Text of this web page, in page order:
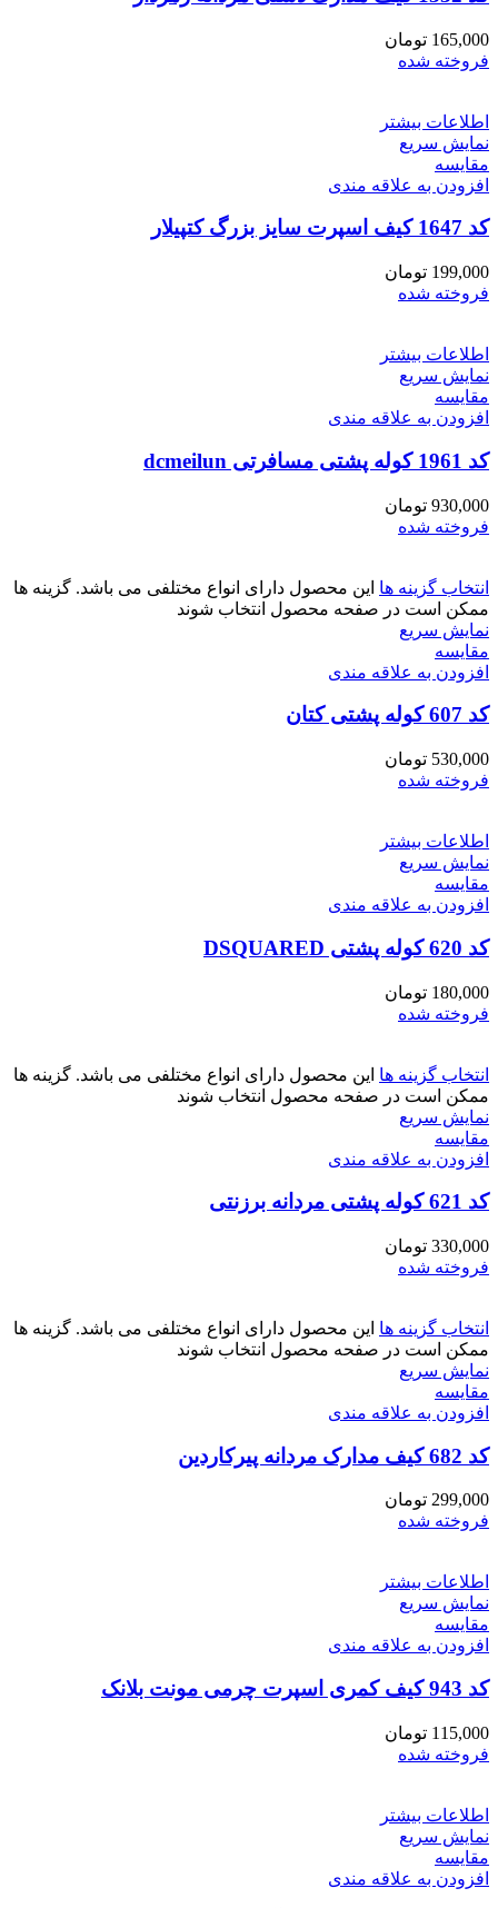
165,000 تومان
فروخته شده
اطلاعات بیشتر
نمایش سریع
مقايسه
افزودن به علاقه مندی
کد 1647 کیف اسپرت سایز بزرگ کتپیلار
199,000 تومان
فروخته شده
اطلاعات بیشتر
نمایش سریع
مقايسه
افزودن به علاقه مندی
کد 1961 کوله پشتی مسافرتی dcmeilun
930,000 تومان
فروخته شده
انتخاب گزینه ها این محصول دارای انواع مختلفی می باشد. گزینه ها
ممکن است در صفحه محصول انتخاب شوند
نمایش سریع
مقايسه
افزودن به علاقه مندی
کد 607 کوله پشتی کتان
530,000 تومان
فروخته شده
اطلاعات بیشتر
نمایش سریع
مقايسه
افزودن به علاقه مندی
کد 620 کوله پشتی DSQUARED
180,000 تومان
فروخته شده
انتخاب گزینه ها این محصول دارای انواع مختلفی می باشد. گزینه ها
ممکن است در صفحه محصول انتخاب شوند
نمایش سریع
مقايسه
افزودن به علاقه مندی
کد 621 کوله پشتی مردانه برزنتی
330,000 تومان
فروخته شده
انتخاب گزینه ها این محصول دارای انواع مختلفی می باشد. گزینه ها
ممکن است در صفحه محصول انتخاب شوند
نمایش سریع
مقايسه
افزودن به علاقه مندی
کد 682 کیف مدارک مردانه پیرکاردین
299,000 تومان
فروخته شده
اطلاعات بیشتر
نمایش سریع
مقايسه
افزودن به علاقه مندی
کد 943 کیف کمری اسپرت چرمی مونت بلانک
115,000 تومان
فروخته شده
اطلاعات بیشتر
نمایش سریع
مقايسه
افزودن به علاقه مندی